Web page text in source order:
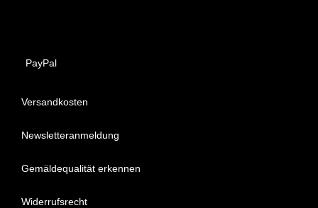
PayPal
Versandkosten
Newsletteranmeldung
Gemäldequalität erkennen
Widerrufsrecht